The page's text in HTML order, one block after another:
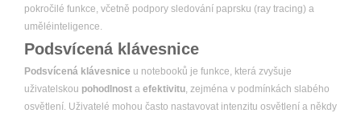
pokročilé funkce, včetně podpory sledování paprsku (ray tracing) a
uměléinteligence.
Podsvícená klávesnice
Podsvícená klávesnice u notebooků je funkce, která zvyšuje
uživatelskou pohodlnost a efektivitu, zejména v podmínkách slabého
osvětlení. Uživatelé mohou často nastavovat intenzitu osvětlení a někdy